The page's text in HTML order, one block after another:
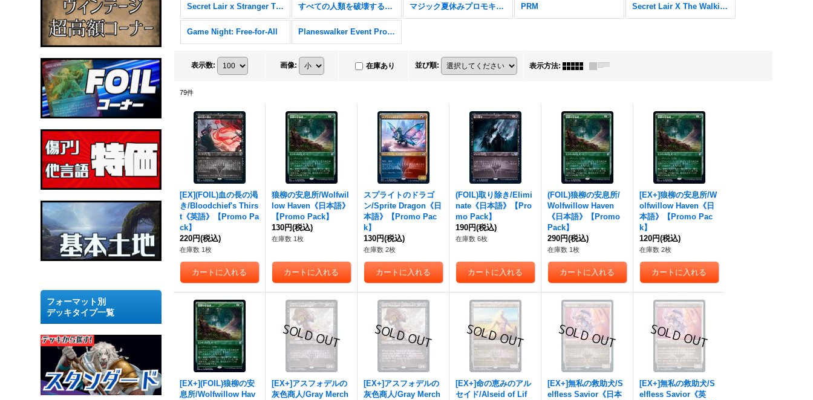
フォーマット別
デッキタイプ一覧
Secret Lair x Stranger Things すべての人類を破壊する。それらは再生できない。 マジック夏休みプロモキャンペーン PRM Secret Lair X The Walking Dead
Game Night: Free-for-All Planeswalker Event Promos
表示数: 画像: 在庫あり 並び順: 表示方法:
79件
[EX](FOIL)血の長の渇
き/Bloodchief's Thirs
t《英語》【Promo Pa
ck】
220円(税込)
在庫数 1枚
狼柳の安息所/Wolfwil
low Haven《日本語》
【Promo Pack】
130円(税込)
在庫数 1枚
スプライトのドラゴ
ン/Sprite Dragon《日
本語》【Promo Pac
k】
130円(税込)
在庫数 2枚
(FOIL)取り除き/Elimi
nate《日本語》【Pro
mo Pack】
190円(税込)
在庫数 6枚
(FOIL)狼柳の安息所/
Wolfwillow Haven
《日本語》【Promo
Pack】
290円(税込)
在庫数 1枚
[EX+]狼柳の安息所/W
olfwillow Haven《日
本語》【Promo Pac
k】
120円(税込)
在庫数 2枚
[EX+](FOIL)狼柳の安
息所/Wolfwillow Hav
[EX+]アスフォデルの
灰色商人/Gray Merch
[EX+]アスフォデルの
灰色商人/Gray Merch
[EX+]命の恵みのアル
セイド/Alseid of Lif
[EX+]無私の救助犬/S
elfless Savior《日本
[EX+]無私の救助犬/S
elfless Savior《英